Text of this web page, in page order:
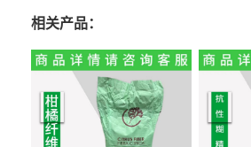
相关产品：